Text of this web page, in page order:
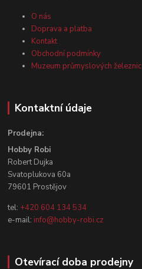
O nás
Doprava a platba
Kontakt
Obchodní podmínky
Muzeum průmyslových železnic
Kontaktní údaje
Prodejna:
Hobby Robi
Robert Dujka
Svatoplukova 60a
79601 Prostějov
tel: +420 604 134 534
e-mail: info@hobby-robi.cz
Otevírací doba prodejny